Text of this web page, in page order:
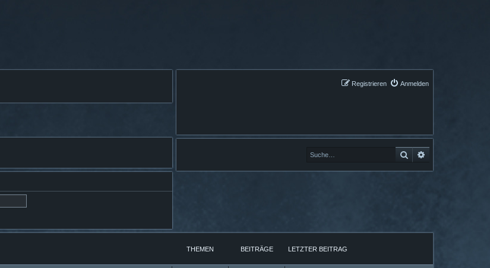
Anmelden
Registrieren
Suche
THEMEN BEITRÄGE LETZTER BEITRAG